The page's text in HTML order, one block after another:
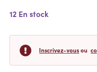
12 En stock
Inscrivez-vousou